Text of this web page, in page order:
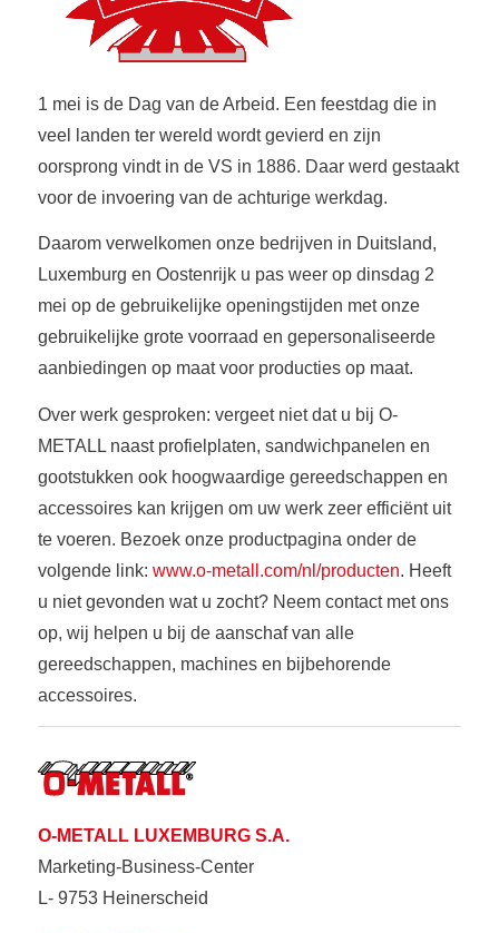
1 mei is de Dag van de Arbeid. Een feestdag die in
veel landen ter wereld wordt gevierd en zijn
oorsprong vindt in de VS in 1886. Daar werd gestaakt
voor de invoering van de achturige werkdag.
Daarom verwelkomen onze bedrijven in Duitsland,
Luxemburg en Oostenrijk u pas weer op dinsdag 2
mei op de gebruikelijke openingstijden met onze
gebruikelijke grote voorraad en gepersonaliseerde
aanbiedingen op maat voor producties op maat.
Over werk gesproken: vergeet niet dat u bij O-
METALL naast profielplaten, sandwichpanelen en
gootstukken ook hoogwaardige gereedschappen en
accessoires kan krijgen om uw werk zeer efficiënt uit
te voeren. Bezoek onze productpagina onder de
volgende link: www.o-metall.com/nl/producten. Heeft
u niet gevonden wat u zocht? Neem contact met ons
op, wij helpen u bij de aanschaf van alle
gereedschappen, machines en bijbehorende
accessoires.
O-METALL LUXEMBURG S.A.
Marketing-Business-Center
L- 9753 Heinerscheid